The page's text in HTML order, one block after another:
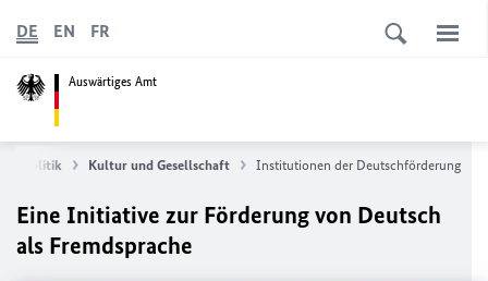
Auswärtiges Amt
DE EN FR
Kultur und Gesellschaft Institutionen der Deutschförderung
Eine Initiative zur Förderung von Deutsch
als Fremdsprache